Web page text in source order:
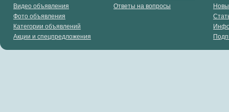
Видео объявления
Фото объявления
Категории объявлений
Акции и спецпредложения
Ответы на вопросы